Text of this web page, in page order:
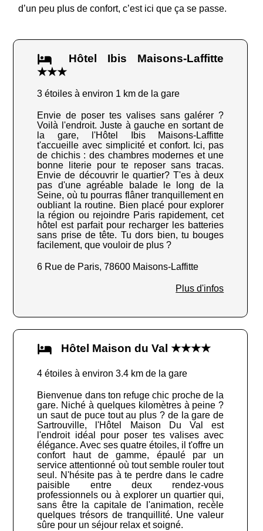
d’un peu plus de confort, c’est ici que ça se passe.
Hôtel Ibis Maisons-Laffitte
★★★
3 étoiles à environ 1 km de la gare
Envie de poser tes valises sans galérer ?
Voilà l'endroit. Juste à gauche en sortant de
la gare, l'Hôtel Ibis Maisons-Laffitte
t'accueille avec simplicité et confort. Ici, pas
de chichis : des chambres modernes et une
bonne literie pour te reposer sans tracas.
Envie de découvrir le quartier? T'es à deux
pas d'une agréable balade le long de la
Seine, où tu pourras flâner tranquillement en
oubliant la routine. Bien placé pour explorer
la région ou rejoindre Paris rapidement, cet
hôtel est parfait pour recharger les batteries
sans prise de tête. Tu dors bien, tu bouges
facilement, que vouloir de plus ?
6 Rue de Paris, 78600 Maisons-Laffitte
Plus d'infos
Hôtel Maison du Val ★★★★
4 étoiles à environ 3.4 km de la gare
Bienvenue dans ton refuge chic proche de la
gare. Niché à quelques kilomètres à peine ?
un saut de puce tout au plus ? de la gare de
Sartrouville, l'Hôtel Maison Du Val est
l'endroit idéal pour poser tes valises avec
élégance. Avec ses quatre étoiles, il t'offre un
confort haut de gamme, épaulé par un
service attentionné où tout semble rouler tout
seul. N'hésite pas à te perdre dans le cadre
paisible entre deux rendez-vous
professionnels ou à explorer un quartier qui,
sans être la capitale de l'animation, recèle
quelques trésors de tranquillité. Une valeur
sûre pour un séjour relax et soigné.